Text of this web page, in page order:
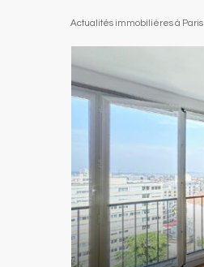
Actualités immobilières à Paris